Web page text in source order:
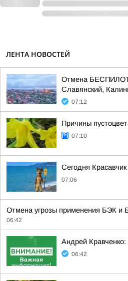
ЛЕНТА НОВОСТЕЙ
Отмена
Славянский,
07:12
Причины
07:10
Сегодня
07:06
Отмена угрозы применения БЭК и
06:42
Андрей
06:42